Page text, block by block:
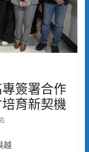
簽署合作
育新契機
越